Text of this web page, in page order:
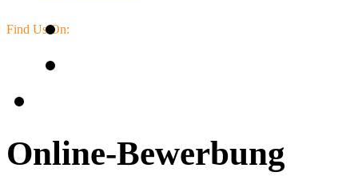
Find Us On:
Online-Bewerbung